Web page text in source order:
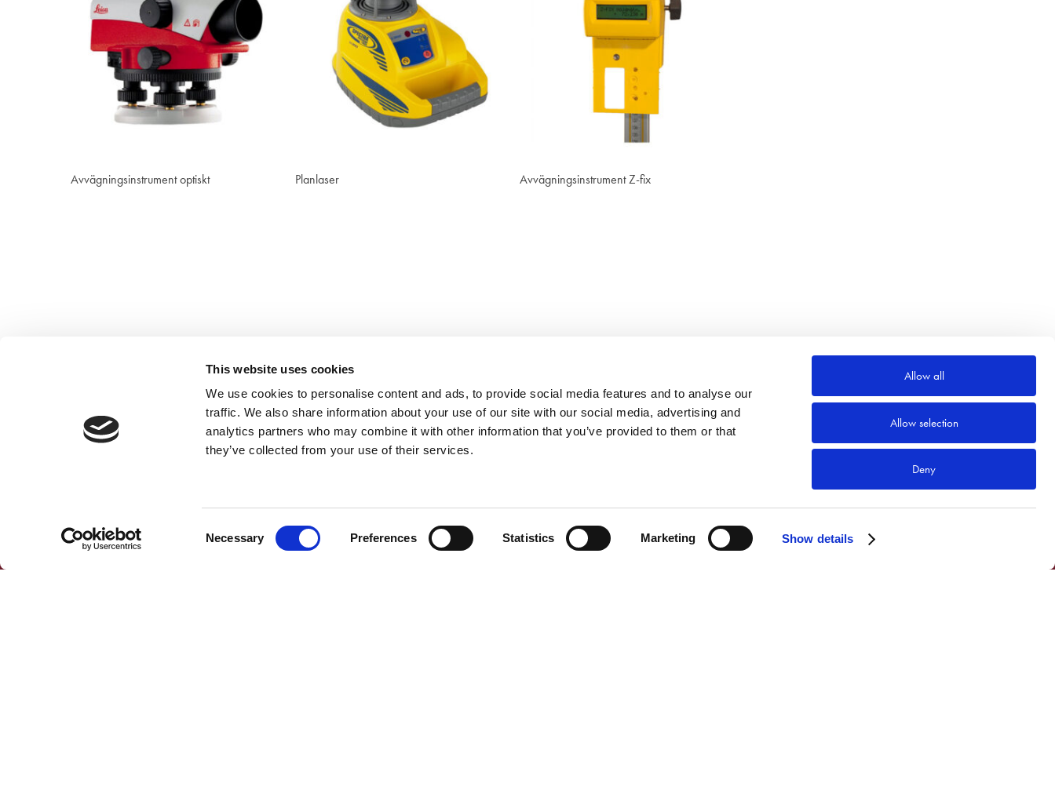
This website uses cookies
We use cookies to personalise content and ads, to provide social media features and to analyse our
traffic. We also share information about your use of our site with our social media, advertising and
analytics partners who may combine it with other information that you’ve provided to them or that
they’ve collected from your use of their services.
Necessary Preferences Statistics Marketing Show details
Allow all
Allow selection
Deny
Visa
Avvägningsinstrument optiskt Planlaser Visa
Avvägningsinstrument Z-fix